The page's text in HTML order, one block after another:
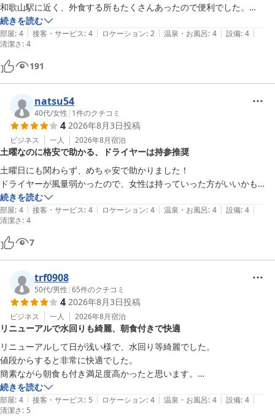
和歌山駅に近く、外食する所もたくさんあったので便利でした。
無料の朝食もあり良かったです。
駐車場は近くのパーキングの方が安く、ホテルの方もそちらを薦めてく
れ親切でした。
続きを読む
部屋: 4 | 接客・サービス: 4 | ロケーション: 2 | 温泉・お風呂: 4 | 設備: 4 |
清潔さ: 4
191
natsu54
40代/女性 | 1件のクチコミ
4 2026年8月3日投稿
ビジネス 一人 2026年8月宿泊
土曜なのに格安で助かる、ドライヤーは持参推奨
土曜日にも関わらず、めちゃ安で助かりました！
ドライヤーが風量弱かったので、女性は持っていった方がいいかも…
続きを読む
部屋: 4 | 接客・サービス: 4 | ロケーション: 4 | 温泉・お風呂: 4 | 設備: 4 |
清潔さ: 4
7
trf0908
50代/男性 |65件のクチコミ
4 2026年8月3日投稿
ビジネス 一人 2026年8月宿泊
リニューアルで水回りも綺麗、朝食付きで快適
リニューアルして日が浅い様で、水回り等綺麗でした。
値段からすると非常に快適でした。
簡素ながら朝食も付き満足度高かったと思います。
また、利用したいです。
続きを読む
部屋: 4 | 接客・サービス: 5 | ロケーション: 4 | 温泉・お風呂: 4 | 設備: 4 |
清潔さ: 5